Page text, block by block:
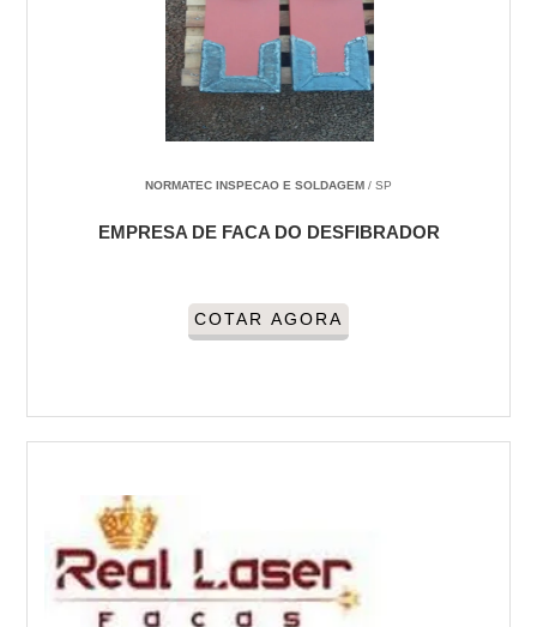
NORMATEC INSPECAO E SOLDAGEM / SP
EMPRESA DE FACA DO DESFIBRADOR
COTAR AGORA